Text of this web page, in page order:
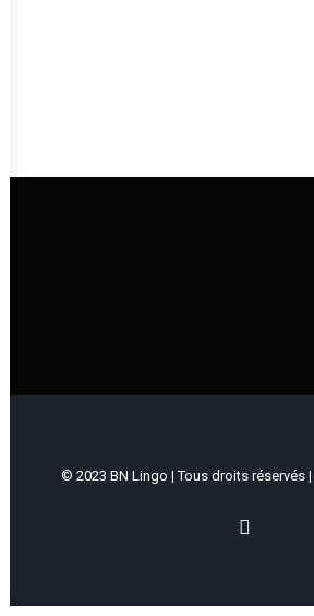
© 2023 BN Lingo | Tous droits réservés |